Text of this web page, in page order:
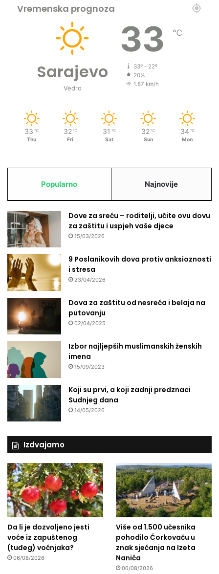
Vremenska prognoza
Sarajevo
Vedro
33 ℃
33º - 22º
20%
1.87 km/h
33 ℃
Thu
32 ℃
Fri
31 ℃
Sat
32 ℃
Sun
34 ℃
Mon
Popularno Najnovije
Dove za sreću – roditelji, učite ovu dovu
za zaštitu i uspjeh vaše djece
15/03/2026
9 Poslanikovih dova protiv anksioznosti
i stresa
23/04/2026
Dova za zaštitu od nesreća i belaja na
putovanju
02/04/2025
Izbor najljepših muslimanskih ženskih
imena
15/09/2023
Koji su prvi, a koji zadnji predznaci
Sudnjeg dana
14/05/2026
Izdvajamo
Da li je dozvoljeno jesti
voće iz zapuštenog
(tuđeg) voćnjaka?
06/08/2026
Više od 1.500 učesnika
pohodilo Ćorkovaču u
znak sjećanja na Izeta
Nanića
06/08/2026